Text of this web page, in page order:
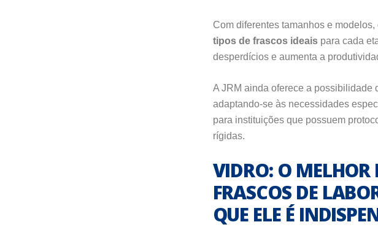
Com diferentes tamanhos e
tipos de frascos ideais para cada
desperdícios e aumenta a
A JRM ainda oferece a possibilidade
adaptando-se às necessidades
para instituições que possuem
rígidas.
VIDRO: O
FRASCOS DE
QUE ELE É